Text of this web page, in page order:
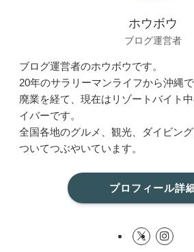
ホウボウ
ブログ運営者
ブログ運営者のホウボウです。
20年のサラリーマンライフから沖縄
廃業を経て、現在はリゾートバイト
イバーです。
全国各地のグルメ、観光、ダイビン
ついてつぶやいています。
プロフィール詳